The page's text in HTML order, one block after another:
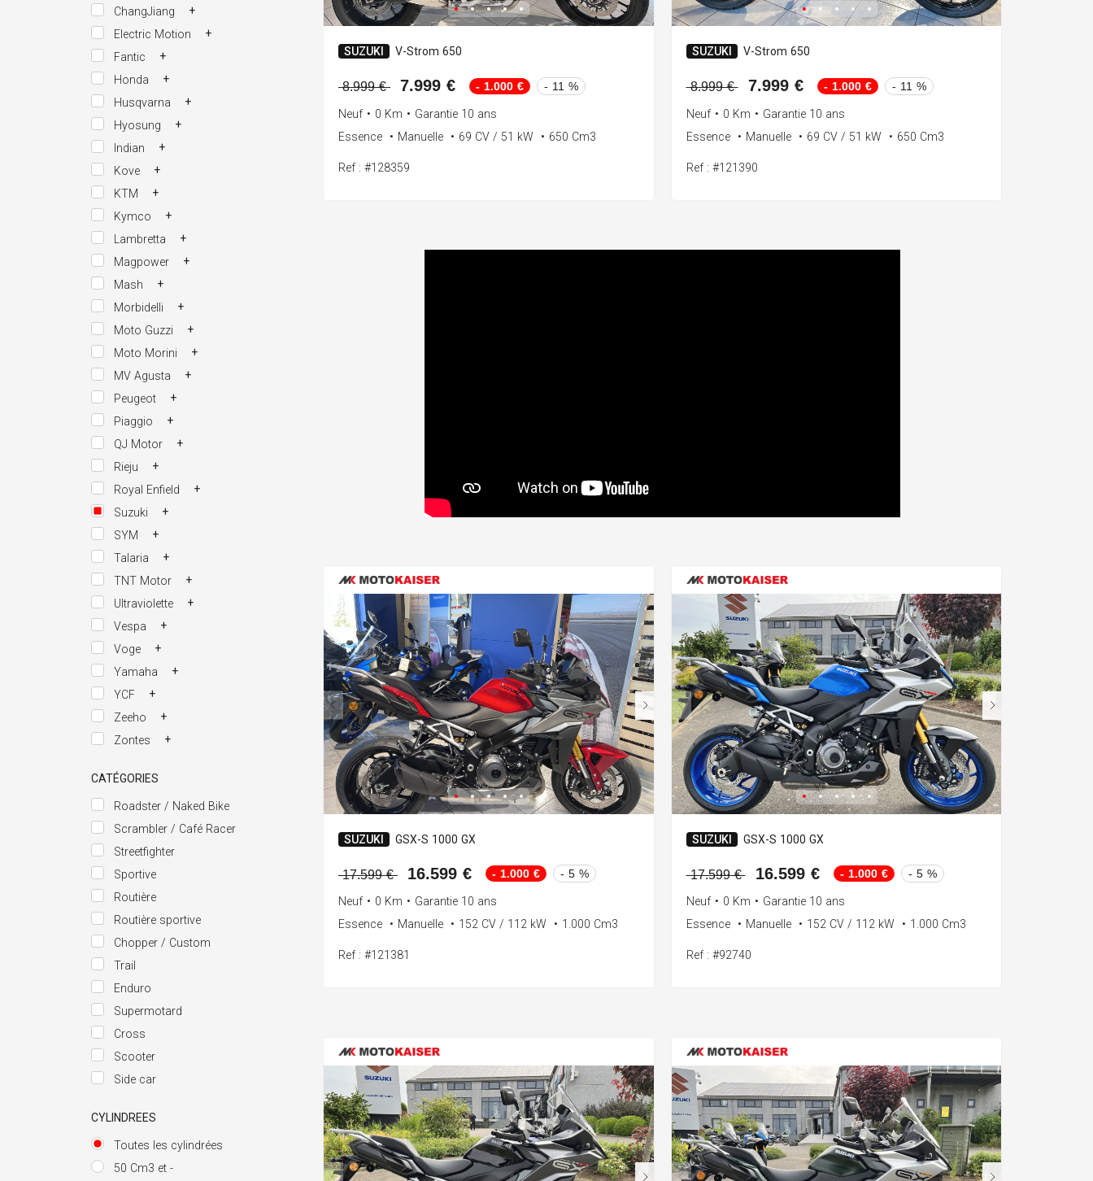
+
ChangJiang
+
Electric Motion
+
Fantic
+
Honda
+
Husqvarna
+
Hyosung
+
Indian
+
Kove
+
KTM
+
Kymco
+
Lambretta
+
Magpower
+
Mash
+
Morbidelli
+
Moto Guzzi
+
Moto Morini
+
MV Agusta
+
Peugeot
+
Piaggio
+
QJ Motor
+
Rieju
+
Royal Enfield
+
Suzuki
+
SYM
+
Talaria
+
TNT Motor
+
Ultraviolette
+
Vespa
+
Voge
+
Yamaha
+
YCF
+
Zeeho
+
Zontes
CATÉGORIES
Roadster / Naked Bike
Scrambler / Café Racer
Streetfighter
Sportive
Routière
Routière sportive
Chopper / Custom
Trail
Enduro
Supermotard
Cross
Scooter
Side car
CYLINDREES
Toutes les cylindrées
50 Cm3 et -
SUZUKI V-Strom 650
8.999 € 7.999 € - 1.000 € - 11 %
Neuf • 0 Km • Garantie 10 ans
Essence
• Manuelle • 69 CV / 51 kW • 650 Cm3
Ref : #128359
SUZUKI V-Strom 650
8.999 € 7.999 € - 1.000 € - 11 %
Neuf • 0 Km • Garantie 10 ans
Essence
• Manuelle • 69 CV / 51 kW • 650 Cm3
Ref : #121390
SUZUKI GSX-S 1000 GX
17.599 € 16.599 € - 1.000 € - 5 %
Neuf • 0 Km • Garantie 10 ans
Essence
• Manuelle • 152 CV / 112 kW • 1.000 Cm3
Ref : #121381
SUZUKI GSX-S 1000 GX
17.599 € 16.599 € - 1.000 € - 5 %
Neuf • 0 Km • Garantie 10 ans
Essence
• Manuelle • 152 CV / 112 kW • 1.000 Cm3
Ref : #92740